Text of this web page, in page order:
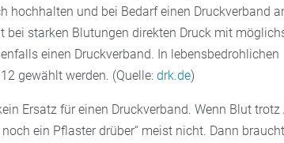
hochhalten und bei Bedarf einen Druckverband
bei starken Blutungen direkten Druck mit
einen Druckverband. In lebensbedrohlichen
gewählt werden. (Quelle: drk.de)
Ersatz für einen Druckverband. Wenn Blut trotz
ein Pflaster drüber“ meist nicht. Dann